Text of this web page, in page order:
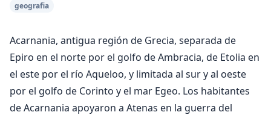
geografia
Acarnania, antigua región de Grecia, separada de
Epiro en el norte por el golfo de Ambracia, de Etolia en
el este por el río Aqueloo, y limitada al sur y al oeste
por el golfo de Corinto y el mar Egeo. Los habitantes
de Acarnania apoyaron a Atenas en la guerra del